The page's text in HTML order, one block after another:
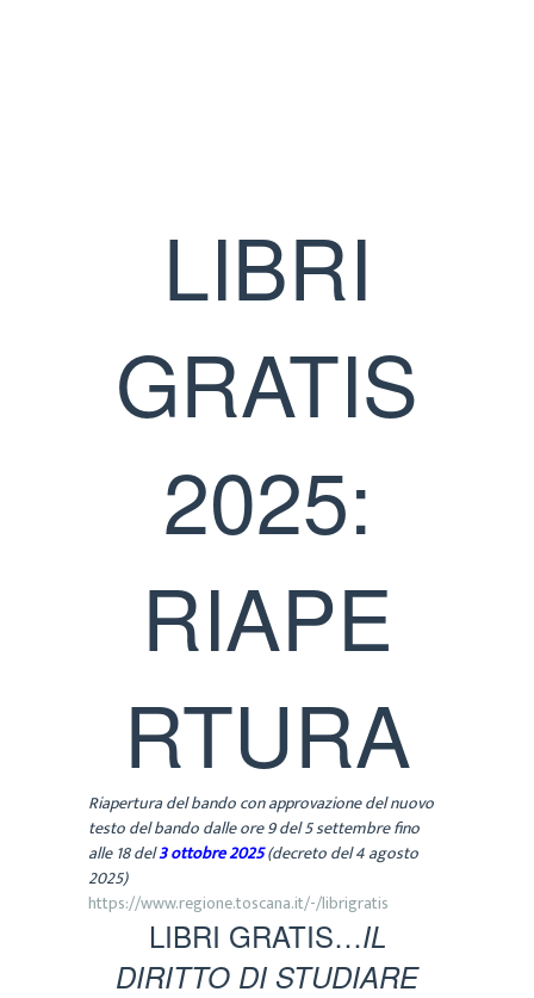
LIBRI
GRATIS
2025:
RIAPE
RTURA
S
t
a
t
o
Riapertura del bando con approvazione del nuovo
testo del bando dalle ore 9 del 5 settembre fino
alle 18 del3 ottobre 2025(decreto del 4 agosto
2025)
https://www.regione.toscana.it/-/librigratis
LIBRI GRATIS…IL
DIRITTO DI STUDIARE